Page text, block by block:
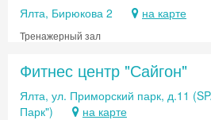
Ялта, Бирюкова 2 на карте
Тренажерный зал
Фитнес центр "Сайгон"
Ялта, ул. Приморский парк, д.11
Парк")
на карте